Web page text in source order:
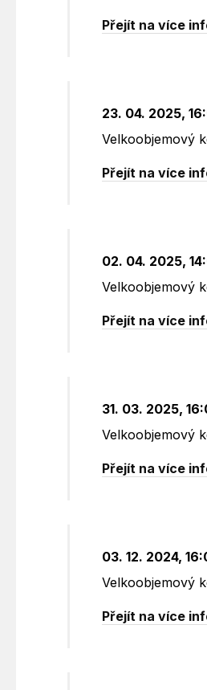
Přejít na více
23. 04. 2025,
Velkoobjemový
Přejít na více
02. 04. 2025,
Velkoobjemový
Přejít na více
31. 03. 2025,
Velkoobjemový
Přejít na více
03. 12. 2024,
Velkoobjemový
Přejít na více